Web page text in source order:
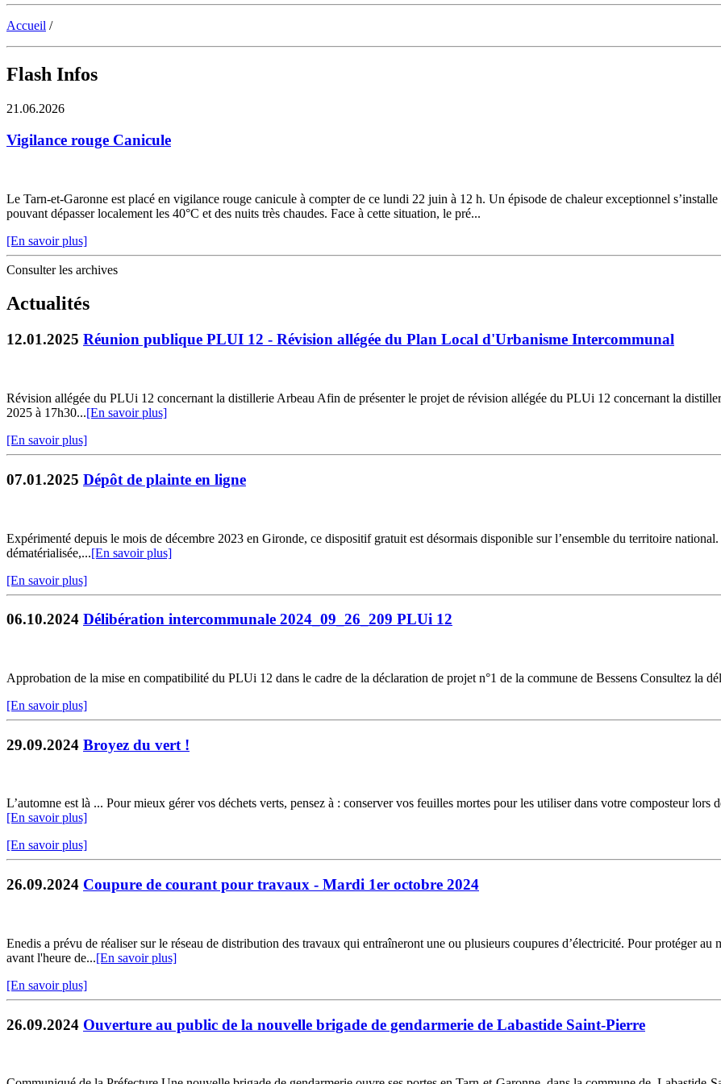
Accueil /
Flash Infos
21.06.2026
Vigilance rouge Canicule
Le Tarn-et-Garonne est placé en vigilance rouge canicule à compter de ce lundi 22 juin à 12 h. Un épisode de chaleur exceptionnel
pouvant dépasser localement les 40°C et des nuits très chaudes. Face à cette situation, le pré...
[En savoir plus]
Consulter les archives
Actualités
12.01.2025 Réunion publique PLUI 12 - Révision allégée du Plan Local d'Urbanisme Intercommunal
Révision allégée du PLUi 12 concernant la distillerie Arbeau Afin de présenter le projet de révision allégée du PLUi 12 concernant la
2025 à 17h30...[En savoir plus]
[En savoir plus]
07.01.2025 Dépôt de plainte en ligne
Expérimenté depuis le mois de décembre 2023 en Gironde, ce dispositif gratuit est désormais disponible sur l’ensemble du territoire
dématérialisée,...[En savoir plus]
[En savoir plus]
06.10.2024 Délibération intercommunale 2024_09_26_209 PLUi 12
Approbation de la mise en compatibilité du PLUi 12 dans le cadre de la déclaration de projet n°1 de la commune de Bessens Consultez la
[En savoir plus]
29.09.2024 Broyez du vert !
L’automne est là ... Pour mieux gérer vos déchets verts, pensez à : conserver vos feuilles mortes pour les utiliser dans votre composteur lors
[En savoir plus]
[En savoir plus]
26.09.2024 Coupure de courant pour travaux - Mardi 1er octobre 2024
Enedis a prévu de réaliser sur le réseau de distribution des travaux qui entraîneront une ou plusieurs coupures d’électricité. Pour protéger
avant l'heure de...[En savoir plus]
[En savoir plus]
26.09.2024 Ouverture au public de la nouvelle brigade de gendarmerie de Labastide Saint-Pierre